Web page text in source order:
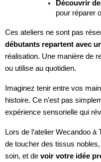
Découvrir
pour réparer
Ces ateliers ne sont pas
débutants repartent avec
réalisation. Une manière de
ou utilise au quotidien.
Imaginez tenir entre vos
histoire. Ce n’est pas
expérience sensorielle qui
Lors de l’atelier Wecandoo
de toucher des tissus
soin, et de voir votre idée